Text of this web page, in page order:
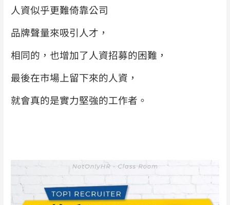
人資似乎更難倚靠公司
品牌聲量來吸引人才，
相同的，也增加了人資招募的困難，
最後在市場上留下來的人資，
就會真的是實力堅強的工作者。